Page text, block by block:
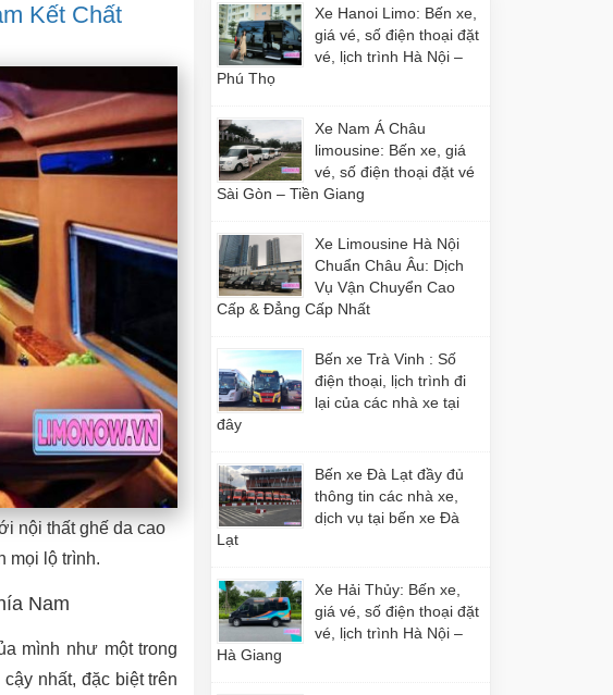
Kết Chất
nội thất ghế da cao
mọi lộ trình.
Nam
mình như một trong
nhất, đặc biệt trên
Xe Hanoi Limo: Bến xe,
giá vé, số điện thoại đặt
vé, lịch trình Hà Nội –
Phú Thọ
Xe Nam Á Châu
limousine: Bến xe, giá
vé, số điện thoại đặt vé
Sài Gòn – Tiền Giang
Xe Limousine Hà Nội
Chuẩn Châu Âu: Dịch
Vụ Vận Chuyển Cao
Cấp & Đẳng Cấp Nhất
Bến xe Trà Vinh : Số
điện thoại, lịch trình đi
lại của các nhà xe tại
đây
Bến xe Đà Lạt đầy đủ
thông tin các nhà xe,
dịch vụ tại bến xe Đà
Lạt
Xe Hải Thủy: Bến xe,
giá vé, số điện thoại đặt
vé, lịch trình Hà Nội –
Hà Giang